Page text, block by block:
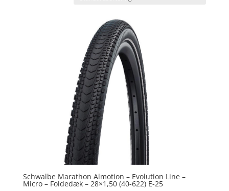
Schwalbe Marathon Almotion – Evolution Line –
Micro – Foldedæk – 28×1,50 (40-622) E-25